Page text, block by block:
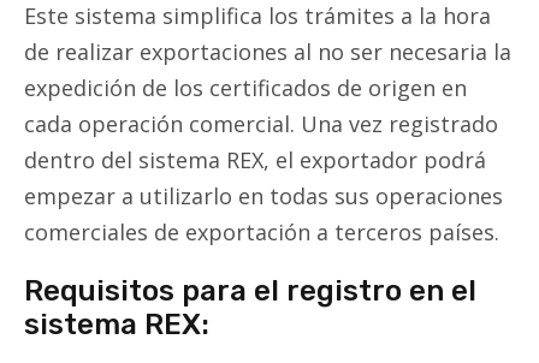
Este sistema simplifica los trámites a la hora
de realizar exportaciones al no ser necesaria la
expedición de los certificados de origen en
cada operación comercial. Una vez registrado
dentro del sistema REX, el exportador podrá
empezar a utilizarlo en todas sus operaciones
comerciales de exportación a terceros países.
Requisitos para el registro en el
sistema REX: